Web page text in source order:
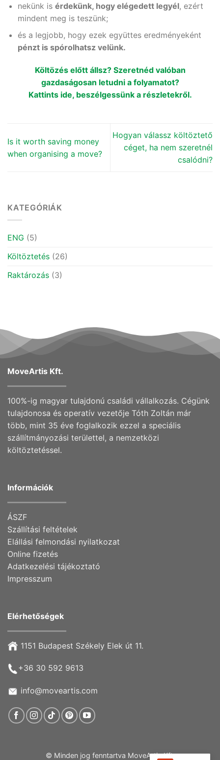
nekünk is érdekünk, hogy elégedett legyél, ezért
mindent meg is teszünk;
és a legjobb, hogy ezek együttes eredményeként
pénzt is spórolhatsz velünk.
Költözés előtt állsz? Szeretnéd valóban
gazdaságosan letudni a folyamatot?
Kattints ide, beszélgessünk a részletekről.
Is it worth saving money
when organising a move?
Hogyan válassz költöztető
céget, ha nem szeretnél
csalódni?
KATEGÓRIÁK
ENG (5)
Költöztetés (26)
Raktározás (3)
MoveArtis Kft.
100%-ig magyar tulajdonú családi vállalkozás. Cégünk
tulajdonosa és operatív vezetője Tóth Zoltán már
több, mint 35 éve foglalkozik ezzel a speciális
szállítmányozási területtel, a nemzetközi
költöztetéssel.
Információk
ÁSZF
Szállítási feltételek
Elállási felmondási nyilatkozat
Online fizetés
Adatkezelési tájékoztató
Impresszum
Elérhetőségek
1151 Budapest Székely Elek út 11.
+36 30 592 9613
info@moveartis.com
© Minden jog fenntartva MoveArtis Kft.